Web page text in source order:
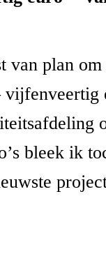
van plan
vijfenveertig
bleek ik